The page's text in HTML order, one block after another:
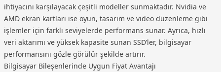
ihtiyacını karşılayacak çeşitli modeller sunmaktadır. Nvidia ve
AMD ekran kartları ise oyun, tasarım ve video düzenleme gibi
işlemler için farklı seviyelerde performans sunar. Ayrıca, hızlı
veri aktarımı ve yüksek kapasite sunan SSD’ler, bilgisayar
performansını gözle görülür şekilde artırır.
Bilgisayar Bileşenlerinde Uygun Fiyat Avantajı